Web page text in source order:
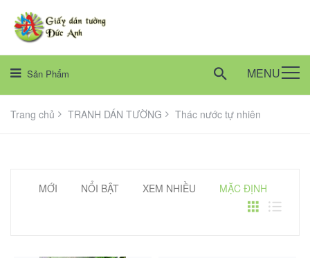
Sản Phẩm MENU
Trang chủ TRANH DÁN TƯỜNG Thác nước tự nhiên
MỚI NỔI BẬT XEM NHIỀU MẶC ĐỊNH